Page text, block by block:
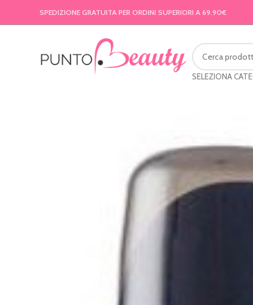
SPEDIZIONE GRATUITA PER ORDINI SUPERIORI A 69.90€
SELEZIONA